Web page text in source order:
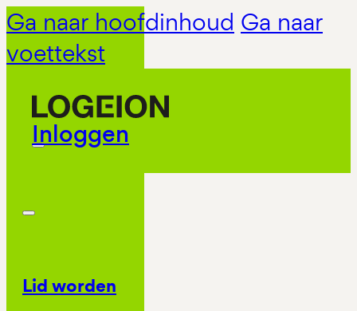
Ga naar hoofdinhoud Ga naar
voettekst
Inloggen
Lid worden